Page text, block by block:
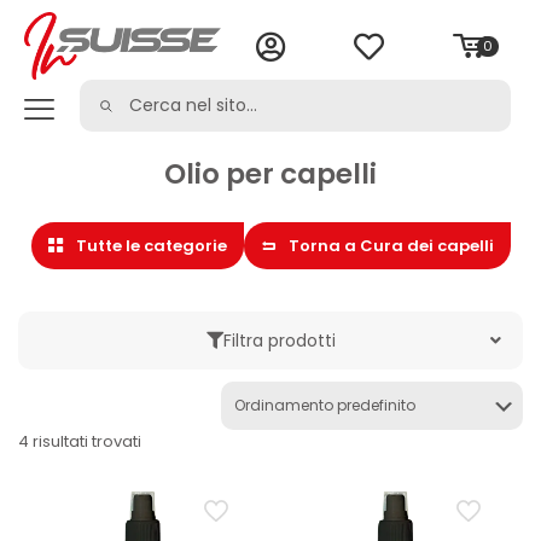
0
Olio per capelli
Tutte le categorie Torna a Cura dei capelli
Filtra prodotti
Balsamo per capelli
4 risultati trovati